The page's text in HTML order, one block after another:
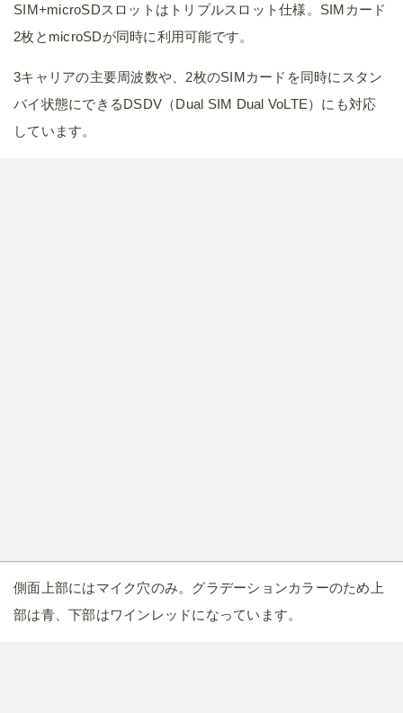
SIM+microSDスロットはトリプルスロット仕様。SIMカード
2枚とmicroSDが同時に利用可能です。
3キャリアの主要周波数や、2枚のSIMカードを同時にスタン
バイ状態にできるDSDV（Dual SIM Dual VoLTE）にも対応
しています。
側面上部にはマイク穴のみ。グラデーションカラーのため上
部は青、下部はワインレッドになっています。